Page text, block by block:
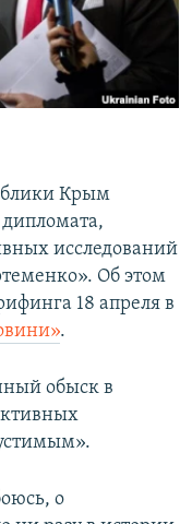
Крым
исследований
Об этом
18 апреля в
.
обыск в
о